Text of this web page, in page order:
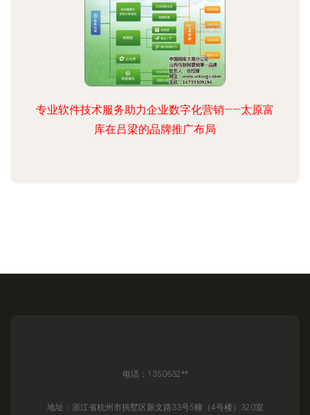
专业软件技术服务助力企业数字化营销——太原富
库在吕梁的品牌推广布局
电话：1350632**
地址：浙江省杭州市拱墅区新文路33号5幢（4号楼）320室